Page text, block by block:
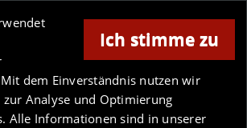
Ich stimme zu
dem Einverständnis nutzen wir
zur Analyse und Optimierung
Alle Informationen sind in unserer
Anzeige
Menü